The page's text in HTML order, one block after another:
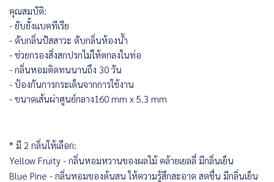
คุณสมบัติ:
- ยับยั้งแบคทีเรีย
- ดับกลิ่นปัสสาวะ ดับกลิ่นห้องน้ำ
- ช่วยกรองสิ่งสกปรกไม่ให้ตกลงในท่อ
- กลิ่นหอมติดทนนานถึง 30 วัน
- ป้องกันการกระเด็นจากการใช้งาน
- ขนาดเส้นผ่าศูนย์กลาง160 mm x 5.3 mm
* มี 2 กลิ่นให้เลือก:
Yellow Fruity - กลิ่นหอมหวานของผลไม้ คล้ายเยลลี่ มีกลิ่นเย็น
Blue Pine - กลิ่นหอมของต้นสน ให้ความรู้สึกสะอาด สดชื่น มีกลิ่นเย็น